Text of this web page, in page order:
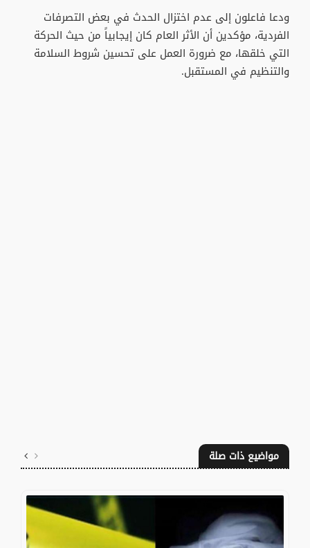
ودعا فاعلون إلى عدم اختزال الحدث في بعض التصرفات
الفردية، مؤكدين أن الأثر العام كان إيجابياً من حيث الحركة
التي خلقها، مع ضرورة العمل على تحسين شروط السلامة
والتنظيم في المستقبل.
مواضيع ذات صلة